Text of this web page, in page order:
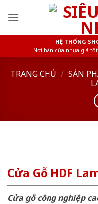
HỆ THỐNG
Nơi bán cửa nhựa giá
TRANG CHỦ / SẢN
Cửa Gỗ HDF
Cửa gỗ công nghiệp